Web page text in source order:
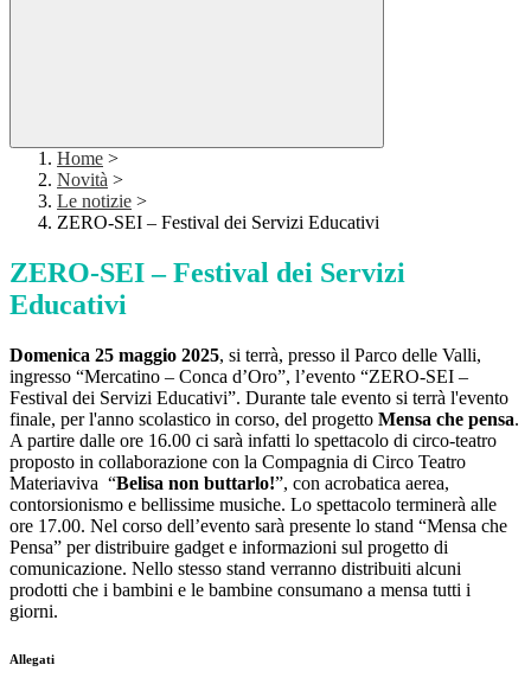
Home >
Novità >
Le notizie >
ZERO-SEI – Festival dei Servizi Educativi
ZERO-SEI – Festival dei Servizi
Educativi
Domenica 25 maggio 2025, si terrà, presso il Parco delle Valli,
ingresso “Mercatino – Conca d’Oro”, l’evento “ZERO-SEI –
Festival dei Servizi Educativi”. Durante tale evento si terrà l'evento
finale, per l'anno scolastico in corso, del progetto Mensa che pensa.
A partire dalle ore 16.00 ci sarà infatti lo spettacolo di circo-teatro
proposto in collaborazione con la Compagnia di Circo Teatro
Materiaviva “Belisa non buttarlo!”, con acrobatica aerea,
contorsionismo e bellissime musiche. Lo spettacolo terminerà alle
ore 17.00. Nel corso dell’evento sarà presente lo stand “Mensa che
Pensa” per distribuire gadget e informazioni sul progetto di
comunicazione. Nello stesso stand verranno distribuiti alcuni
prodotti che i bambini e le bambine consumano a mensa tutti i
giorni.
Allegati